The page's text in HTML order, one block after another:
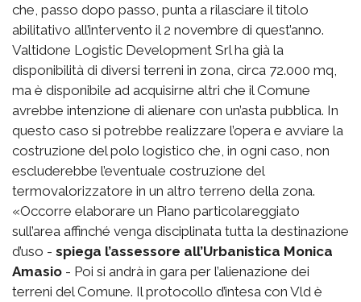
che, passo dopo passo, punta a rilasciare il titolo
abilitativo all’intervento il 2 novembre di quest’anno.
Valtidone Logistic Development Srl ha già la
disponibilità di diversi terreni in zona, circa 72.000 mq,
ma è disponibile ad acquisirne altri che il Comune
avrebbe intenzione di alienare con un’asta pubblica. In
questo caso si potrebbe realizzare l’opera e avviare la
costruzione del polo logistico che, in ogni caso, non
escluderebbe l’eventuale costruzione del
termovalorizzatore in un altro terreno della zona.
«Occorre elaborare un Piano particolareggiato
sull’area affinché venga disciplinata tutta la destinazione
d’uso - spiega l’assessore all’Urbanistica Monica
Amasio - Poi si andrà in gara per l’alienazione dei
terreni del Comune. Il protocollo d’intesa con Vld è